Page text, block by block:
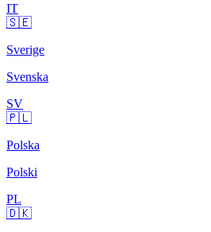
IT
🇸🇪
Sverige
Svenska
SV
🇵🇱
Polska
Polski
PL
🇩🇰